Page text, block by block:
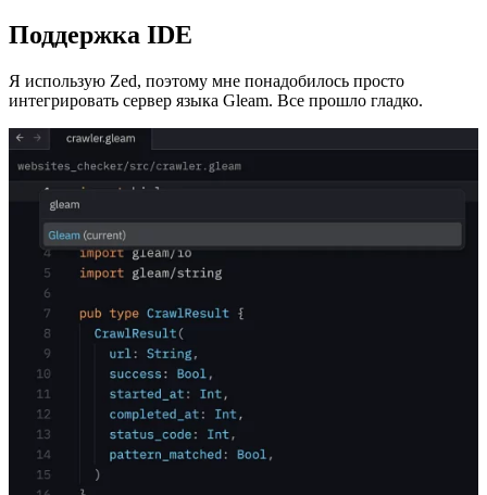
Поддержка IDE
Я использую Zed, поэтому мне понадобилось просто
интегрировать сервер языка Gleam. Все прошло гладко.